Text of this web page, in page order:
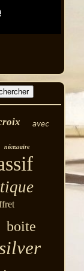
avec
nécessaire
boite